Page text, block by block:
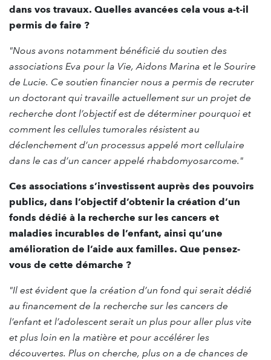
dans vos travaux. Quelles avancées cela vous a-t-il
permis de faire ?
"Nous avons notamment bénéficié du soutien des
associations Eva pour la Vie, Aidons Marina et le Sourire
de Lucie. Ce soutien financier nous a permis de recruter
un doctorant qui travaille actuellement sur un projet de
recherche dont l’objectif est de déterminer pourquoi et
comment les cellules tumorales résistent au
déclenchement d’un processus appelé mort cellulaire
dans le cas d’un cancer appelé rhabdomyosarcome."
Ces associations s’investissent auprès des pouvoirs
publics, dans l’objectif d’obtenir la création d’un
fonds dédié à la recherche sur les cancers et
maladies incurables de l’enfant, ainsi qu’une
amélioration de l’aide aux familles. Que pensez-
vous de cette démarche ?
"Il est évident que la création d’un fond qui serait dédié
au financement de la recherche sur les cancers de
l’enfant et l’adolescent serait un plus pour aller plus vite
et plus loin en la matière et pour accélérer les
découvertes. Plus on cherche, plus on a de chances de